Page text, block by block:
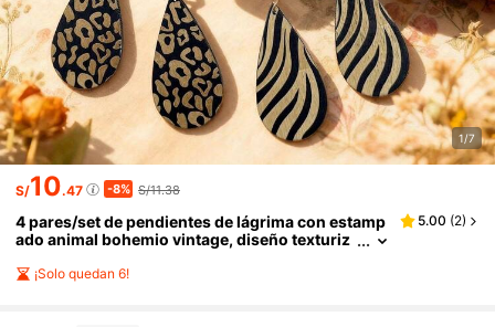
1/7
S/10.47 -8% S/11.38
4 pares/set de pendientes de lágrima con estamp
ado animal bohemio vintage, diseño texturiz
5.00 (2)
¡Solo quedan 6!